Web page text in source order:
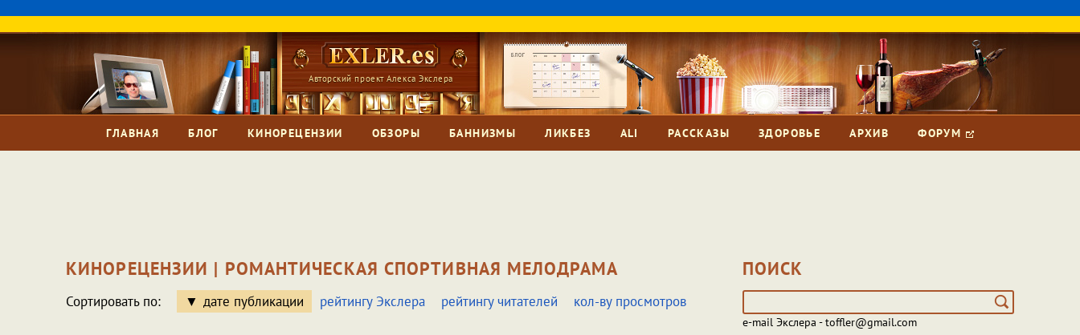
Авторский проект Алекса Экслера
ГЛАВНАЯ БЛОГ КИНОРЕЦЕНЗИИ ОБЗОРЫ БАННИЗМЫ ЛИКБЕЗ ALI РАССКАЗЫ ЗДОРОВЬЕ АРХИВ ФОРУМ
КИНОРЕЦЕНЗИИ | РОМАНТИЧЕСКАЯ СПОРТИВНАЯ МЕЛОДРАМА
Сортировать по: дате публикации рейтингу Экслера рейтингу читателей кол-ву просмотров
ПОИСК
e-mail Экслера - toffler@gmail.com